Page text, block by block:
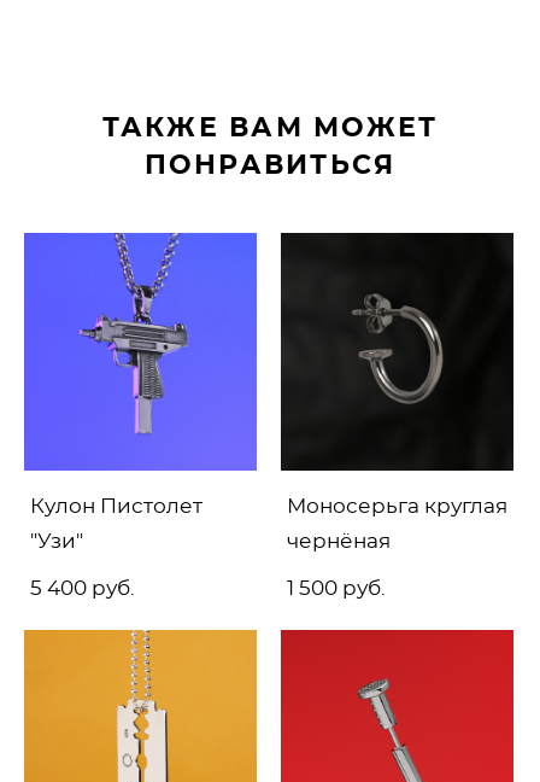
ТАКЖЕ ВАМ МОЖЕТ
ПОНРАВИТЬСЯ
Кулон Пистолет
"Узи"
5 400 pуб.
Моносерьга круглая
чернёная
1 500 pуб.